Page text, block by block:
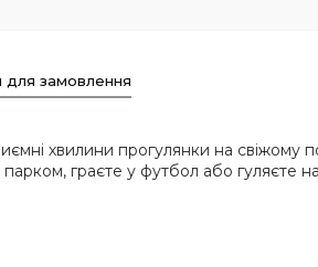
для замовлення
хвилини прогулянки на свіжому
граєте у футбол або гуляєте